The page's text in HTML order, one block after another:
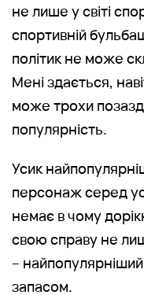
не лише у світі
спортивній
політик не може
Мені здається,
може трохи
популярність.
Усик
персонаж серед
немає в чому
свою справу не
–
запасом.